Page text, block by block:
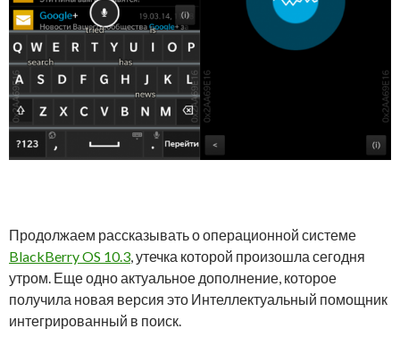
Продолжаем рассказывать о операционной системе
BlackBerry OS 10.3, утечка которой произошла сегодня
утром. Еще одно актуальное дополнение, которое
получила новая версия это Интеллектуальный помощник
интегрированный в поиск.